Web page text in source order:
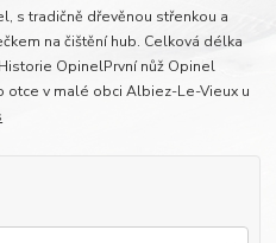
s tradičně dřevěnou střenkou a
na čištění hub. Celková délka
OpinelPrvní nůž Opinel
v malé obci Albiez-Le-Vieux u